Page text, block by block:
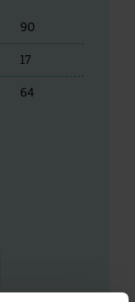
90
17
64